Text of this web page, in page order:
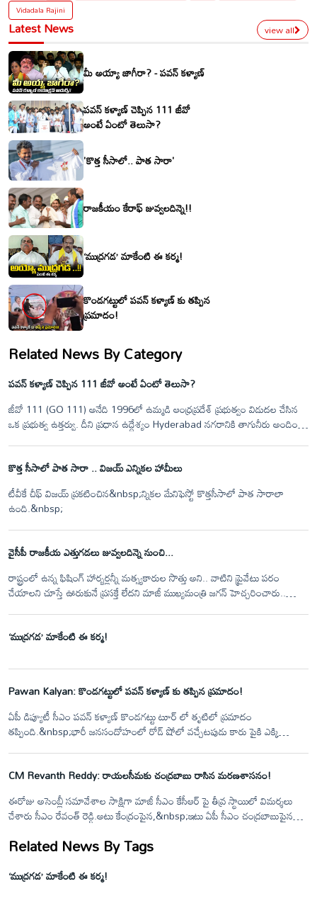
Vidadala Rajini
Latest News view all
మీ అయ్యా జాగీరా? - పవన్ కళ్యాణ్
పవన్ కళ్యాణ్ చెప్పిన 111 జీవో
అంటే ఏంటో తెలుసా?
'కొత్త సీసాలో.. పాత సారా'
రాజకీయం కేరాఫ్ జువ్వలదిన్నె!!
‘ముద్రగడ’ మాకేంటి ఈ కర్మ!
కొండగట్టులో పవన్ కళ్యాణ్ కు తప్పిన
ప్రమాదం!
Related News By Category
పవన్ కళ్యాణ్ చెప్పిన 111 జీవో అంటే ఏంటో తెలుసా?
జీవో 111 (GO 111) అనేది 1996లో ఉమ్మడి ఆంధ్రప్రదేశ్ ప్రభుత్వం విడుదల చేసిన
ఒక ప్రభుత్వ ఉత్తర్వు. దీని ప్రధాన ఉద్దేశ్యం Hyderabad నగరానికి తాగునీరు అందించే
కొత్త సీసాలో పాత సారా .. విజయ్ ఎన్నికల హామీలు
టీవీకే చీఫ్‌ విజయ్‌ ప్రకటించిన&nbsp;న్నికల మేనిఫెస్టో కొత్తసీసాలో పాత సారాలా
ఉంది.&nbsp;
వైసీపీ రాజకీయ ఎత్తుగడలు జువ్వలదిన్నె నుంచి...
రాష్ట్రంలో ఉన్న ఫిషింగ్ హార్బర్లన్నీ మత్స్యకారుల సొత్తు అని.. వాటిని ప్రైవేటు పరం
చేయాలని చూస్తే ఊరుకునే ప్రసక్తే లేదని మాజీ ముఖ్యమంత్రి జగన్ హెచ్చరించారు..
చేయబోతున్న ప్రైవేట్ డిఫెన్స్ కంపెనీని తరలిస్తామని జువ్వల దీన్నే లో ఆయన
పాటు ముఖాముఖి మాట్లాడారు..
‘ముద్రగడ’ మాకేంటి ఈ కర్మ!
Pawan Kalyan: కొండగట్టులో పవన్ కళ్యాణ్ కు తప్పిన ప్రమాదం!
ఏపీ డిప్యూటీ సీఎం పవన్ కళ్యాణ్ కొండగట్టు టూర్ లో తృటిలో ప్రమాదం
తప్పింది.&nbsp;భారీ జనసందోహంలో రోడ్ షోలో వచ్చేటపుడు కారు పైకి ఎక్కి
వెంటనే&nbsp;కారుపైన ఉన్నపవన్ పడుకుని తప్పుకోవడంతో తృటిలో ప్రమాదం
తప్పింది.&nbsp;
CM Revanth Reddy: రాయలసీమకు చంద్రబాబు రాసిన మరణశాసనం!
ఈరోజు అసెంబ్లీ సమావేశాల సాక్షిగా మాజీ సీఎం కేసీఆర్ పై తీవ్ర స్థాయిలో విమర్శలు
చేశారు సీఎం రేవంత్ రెడ్డి.అటు కేంద్రంపైన,&nbsp;ఇటు ఏపీ సీఎం చంద్రబాబుపైన
..ఏపీకి నీళ్లు దోచి పెట్టిన చరిత్ర కేసీఆర్ ది అని ధ్వజమెత్తారు.
Related News By Tags
‘ముద్రగడ’ మాకేంటి ఈ కర్మ!